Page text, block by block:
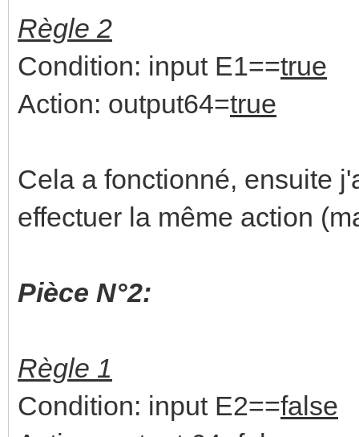
Règle 2
Condition: input E1==true
Action: output64=true
Cela a fonctionné, ensuite
effectuer la même action
Pièce N°2:
Règle 1
Condition: input E2==false